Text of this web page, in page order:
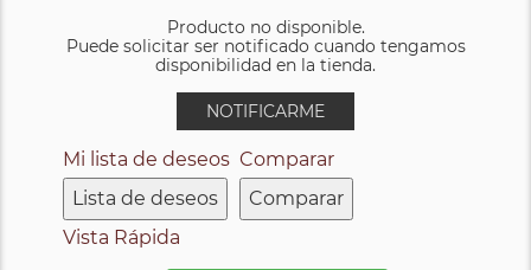
Producto no disponible.
Puede solicitar ser notificado cuando tengamos
disponibilidad en la tienda.
NOTIFICARME
Mi lista de deseos
Lista de deseos
Comparar
Comparar
Vista Rápida